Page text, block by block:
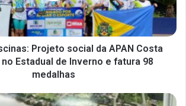
Projeto social da APAN Costa
no Estadual de Inverno e fatura 98
medalhas